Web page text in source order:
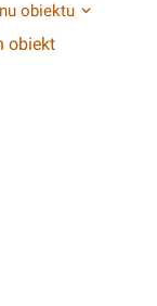
obiektu
obiekt